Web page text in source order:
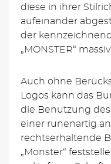
diese in ihrer
aufeinander
der
„MONSTER“
Auch ohne
Logos kann das
die Benutzung
einer runenartig
rechtserhaltende
„Monster“